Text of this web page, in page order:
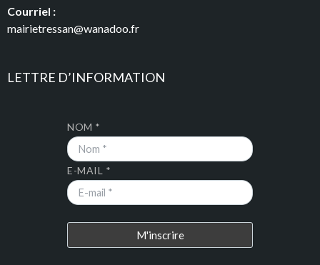
Courriel :
mairietressan@wanadoo.fr
LETTRE D’INFORMATION
NOM *
E-MAIL *